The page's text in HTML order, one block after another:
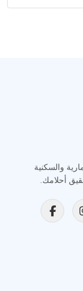
والسكنية
أحلامك.